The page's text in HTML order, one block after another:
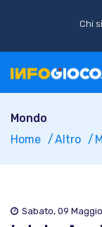
Chi
Mondo
Home
Altro
Sabato, 09